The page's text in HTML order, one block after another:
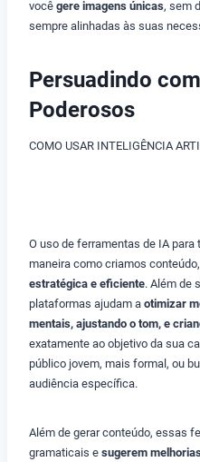
você gere imagens únicas, sem
sempre alinhadas às suas
Persuadindo
Poderosos
COMO USAR INTELIGÊNCIA
O uso de ferramentas de IA
maneira como criamos conteúdo,
estratégica e eficiente. Além de
plataformas ajudam a otimizar
mentais, ajustando o tom, e
exatamente ao objetivo da sua
público jovem, mais formal, ou
audiência específica.
Além de gerar conteúdo, essas
gramaticais e sugerem